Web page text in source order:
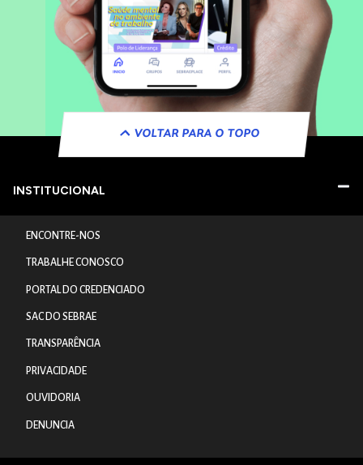
VOLTAR PARA O TOPO
INSTITUCIONAL
ENCONTRE-NOS
TRABALHE CONOSCO
PORTAL DO CREDENCIADO
SAC DO SEBRAE
TRANSPARÊNCIA
PRIVACIDADE
OUVIDORIA
DENUNCIA